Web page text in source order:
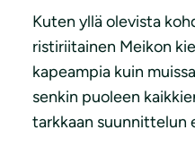
Kuten yllä olevista
ristiriitainen Meikon
kapeampia kuin
senkin puoleen
tarkkaan suunnittelun